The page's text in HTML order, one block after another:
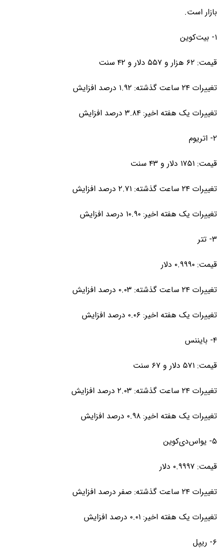
بازار است.
۱- بیت‌کوین
قیمت: ۶۲ هزار و ۵۵۷ دلار و ۴۲ سنت
تغییرات ۲۴ ساعت گذشته: ۱.۹۲ درصد افزایش
تغییرات یک هفته اخیر: ۳.۸۴ درصد افزایش
۲- اتریوم
قیمت: ۱۷۵۱ دلار و ۴۳ سنت
تغییرات ۲۴ ساعت گذشته: ۲.۷۱ درصد افزایش
تغییرات یک هفته اخیر: ۱۰.۹۰ درصد افزایش
۳- تتر
قیمت: ۰.۹۹۹۰ دلار
تغییرات ۲۴ ساعت گذشته: ۰.۰۳ درصد افزایش
تغییرات یک هفته اخیر: ۰.۰۶ درصد افزایش
۴- بایننس‌
قیمت: ۵۷۱ دلار و ۶۷ سنت
تغییرات ۲۴ ساعت گذشته: ۲.۰۳ درصد افزایش
تغییرات یک هفته اخیر: ۰.۹۸ درصد افزایش
۵- یواس‌دی‌کوین
قیمت: ۰.۹۹۹۷ دلار
تغییرات ۲۴ ساعت گذشته: صفر درصد افزایش
تغییرات یک هفته اخیر: ۰.۰۱ درصد افزایش
۶- ریپل